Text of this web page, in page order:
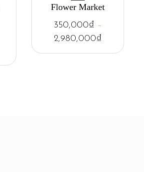
Flower Market
350,000₫ –
2,980,000₫